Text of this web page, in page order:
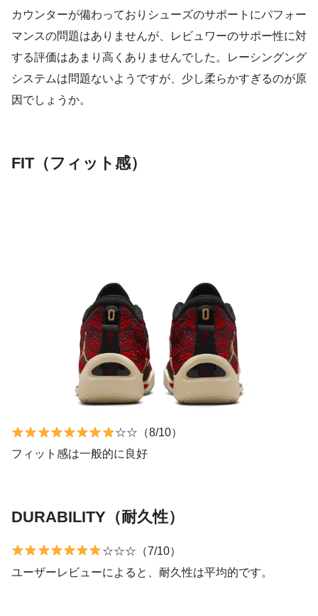
カウンターが備わっておりシューズのサポートにパフォー
マンスの問題はありませんが、レビュワーのサポー性に対
する評価はあまり高くありませんでした。レーシングング
システムは問題ないようですが、少し柔らかすぎるのが原
因でしょうか。
FIT（フィット感）
☆☆（8/10）
フィット感は一般的に良好
DURABILITY（耐久性）
☆☆☆（7/10）
ユーザーレビューによると、耐久性は平均的です。